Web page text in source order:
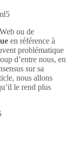
ou de
en référence à
problématique
d’entre nous, en
sur sa
nous allons
le rend plus